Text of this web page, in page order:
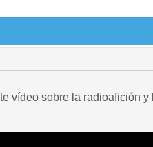
vídeo sobre la radioafición